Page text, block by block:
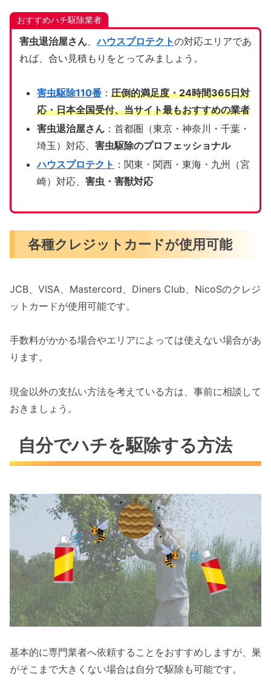
おすすめハチ駆除業者
害虫退治屋さん、ハウスプロテクトの対応エリアであ
れば、合い見積もりをとってみましょう。
害虫駆除110番： 圧倒的満足度・24時間365日対
応・日本全国受付、当サイト最もおすすめの業者
害虫退治屋さん：首都圏（東京・神奈川・千葉・
埼玉）対応、 害虫駆除のプロフェッショナル
ハウスプロテクト ：関東・関西・東海・九州（宮
崎）対応、 害虫・害獣対応
各種クレジットカードが使用可能
JCB、VISA、Mastercord、Diners Club、NicoSのクレジ
ットカードが使用可能です。
手数料がかかる場合やエリアによっては使えない場合があ
ります。
現金以外の支払い方法を考えている方は、事前に相談して
おきましょう。
自分でハチを駆除する方法
基本的に専門業者へ依頼することをおすすめしますが、巣
がそこまで大きくない場合は自分で駆除も可能です。